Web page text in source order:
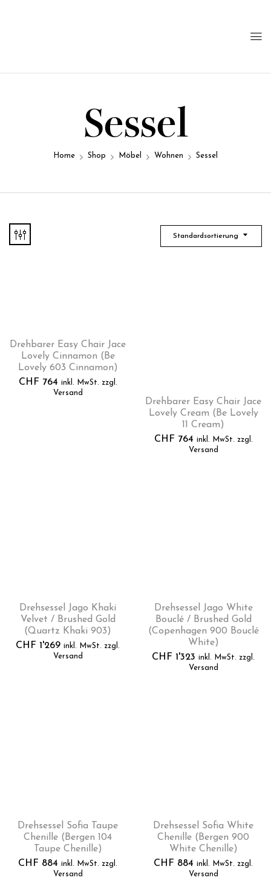
Sessel
Home Shop Möbel Wohnen Sessel
Standardsortierung
Drehbarer Easy Chair Jace
Lovely Cinnamon (Be
Lovely 603 Cinnamon)
CHF 764 inkl. MwSt. zzgl.
Versand
Drehbarer Easy Chair Jace
Lovely Cream (Be Lovely
11 Cream)
CHF 764 inkl. MwSt. zzgl.
Versand
Drehsessel Jago Khaki
Velvet / Brushed Gold
(Quartz Khaki 903)
CHF 1'269 inkl. MwSt. zzgl.
Versand
Drehsessel Jago White
Bouclé / Brushed Gold
(Copenhagen 900 Bouclé
White)
CHF 1'323 inkl. MwSt. zzgl.
Versand
Drehsessel Sofia Taupe
Chenille (Bergen 104
Taupe Chenille)
CHF 884 inkl. MwSt. zzgl.
Versand
Drehsessel Sofia White
Chenille (Bergen 900
White Chenille)
CHF 884 inkl. MwSt. zzgl.
Versand